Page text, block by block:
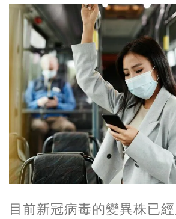
目前新冠病毒的變異株已